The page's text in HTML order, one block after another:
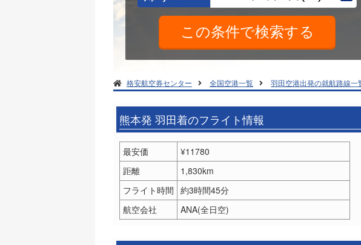
格安航空券センター 全国空港一覧 羽田空港出発の就航路線一
熊本発 羽田着のフライト情報
最安価
¥11780
距離
1,830km
フライト時間 約3時間45分
航空会社
ANA(全日空)